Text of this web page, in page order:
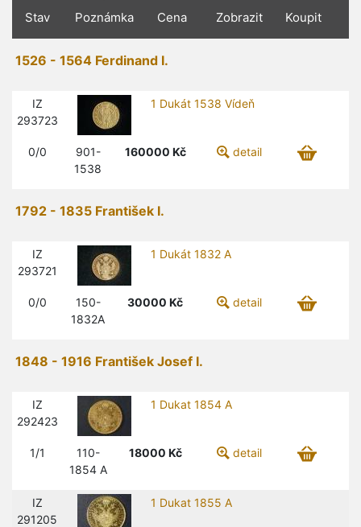
Stav
Poznámka Cena Zobrazit Koupit
1526 - 1564 Ferdinand I.
IZ
293723
1 Dukát 1538 Vídeň
0/0
901-
1538
160000 Kč detail
1792 - 1835 František I.
IZ
293721
1 Dukát 1832 A
0/0
150-
1832A
30000 Kč detail
1848 - 1916 František Josef I.
IZ
292423
1 Dukat 1854 A
1/1
110-
1854 A
18000 Kč detail
IZ
291205
1 Dukat 1855 A